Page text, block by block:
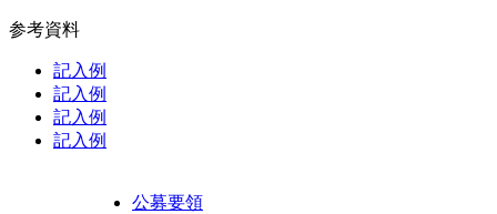
参考資料
記入例
記入例
記入例
記入例
公募要領